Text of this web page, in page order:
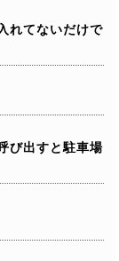
れてないだけで
び出すと駐車場